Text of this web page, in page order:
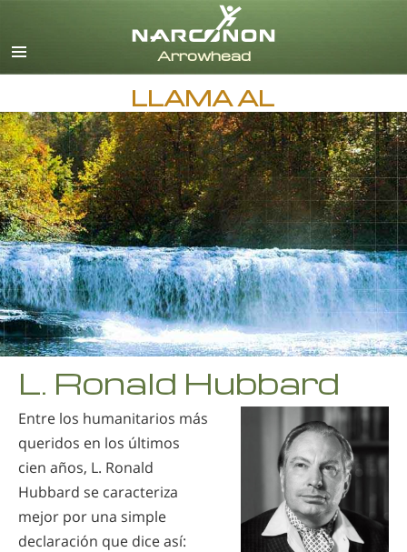
Alemán
Español
Francés
Hebreo
Húngaro
Italiano
Japonés
Holandés
Noruego
Portugués
Ruso
Sueco
Chino
Nepalí
Árabe
Ucraniano
Croata
Turco
LLAMA AL
L. Ronald Hubbard
Entre los humanitarios más
queridos en los últimos
cien años, L. Ronald
Hubbard se caracteriza
mejor por una simple
declaración que dice así: